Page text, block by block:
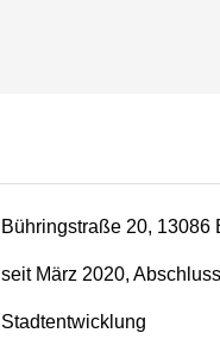
Bühringstraße 20, 13086
seit März 2020,
Stadtentwicklung